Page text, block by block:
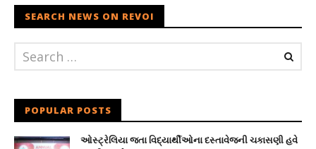
SEARCH NEWS ON REVOI
POPULAR POSTS
ઓસ્ટ્રેલિયા જતા વિદ્યાર્થીઓના દસ્તાવેજની ચકાસણી હવે